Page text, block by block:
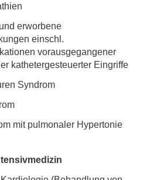
erworbene
einschl.
vorausgegangener
kathetergesteuerter Eingriffe
Syndrom
mit pulmonaler Hypertonie